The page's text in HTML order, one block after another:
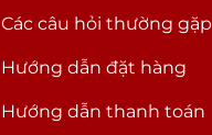
Các câu hỏi thường gặp
Hướng dẫn đặt hàng
Hướng dẫn thanh toán